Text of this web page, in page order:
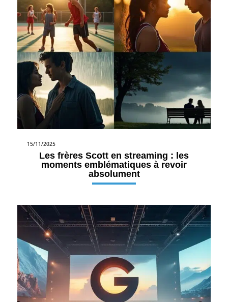
15/11/2025
Les frères Scott en streaming : les
moments emblématiques à revoir
absolument